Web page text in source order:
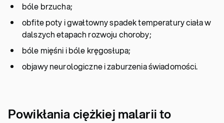
bóle brzucha;
obfite poty i gwałtowny spadek temperatury ciała w
dalszych etapach rozwoju choroby;
bóle mięśni i bóle kręgosłupa;
objawy neurologiczne i zaburzenia świadomości.
Powikłania ciężkiej malarii to